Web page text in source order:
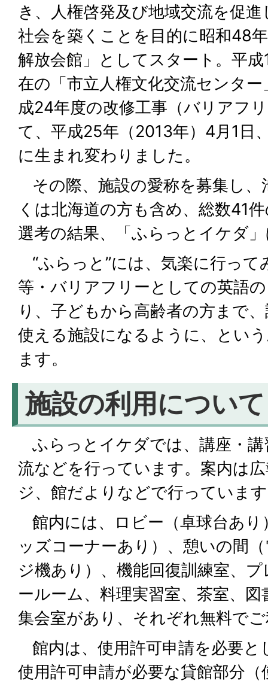
き、人権啓発及び地域交流を促
社会を築くことを目的に昭和48
解放会館」としてスタート。平
在の「市立人権文化交流センタ
成24年度の改修工事（バリアフ
て、平成25年（2013年）4月1日
に生まれ変わりました。
その際、施設の愛称を募集し、
くは北海道の方も含め、総数41
選考の結果、「ふらっとイケダ
“ふらっと”には、気楽に行って
等・バリアフリーとしての英語
り、子どもから高齢者の方まで
使える施設になるように、とい
ます。
施設の利用について
ふらっとイケダでは、講座・講
流などを行っています。案内は
ジ、館だよりなどで行っていま
館内には、ロビー（卓球台あり
ッズコーナーあり）、憩いの間
ジ機あり）、機能回復訓練室、
ールーム、料理実習室、茶室、
集会室があり、それぞれ無料で
館内は、使用許可申請を必要と
使用許可申請が必要な貸館部分